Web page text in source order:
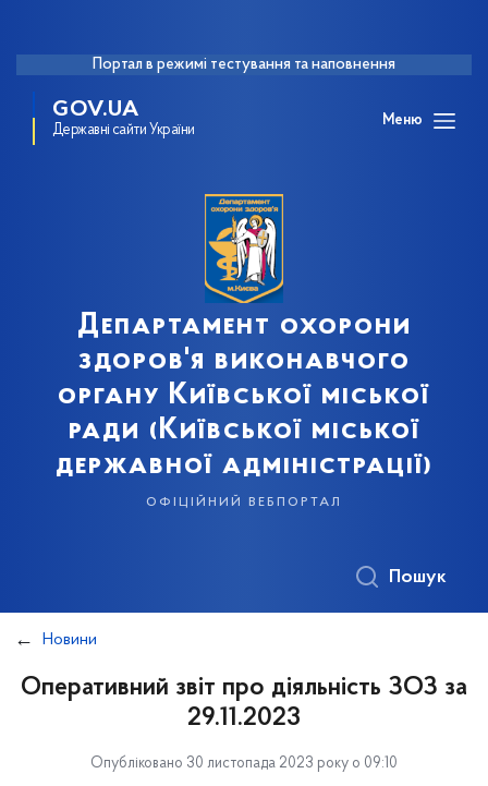
Портал в режимі тестування та наповнення
GOV.UA
Державні сайти України
Меню
Департамент охорони
здоров'я виконавчого
органу Київської міської
ради (Київської міської
державної адміністрації)
офіційний вебпортал
Пошук
Новини
Оперативний звіт про діяльність ЗОЗ за
29.11.2023
Опубліковано 30 листопада 2023 року о 09:10